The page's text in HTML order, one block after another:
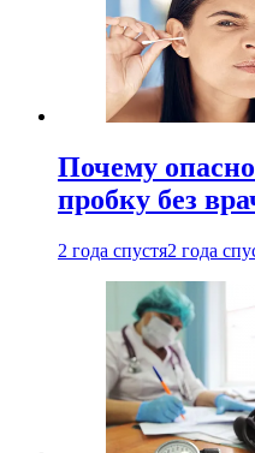
Почему
пробку без
2 года спустя2 года